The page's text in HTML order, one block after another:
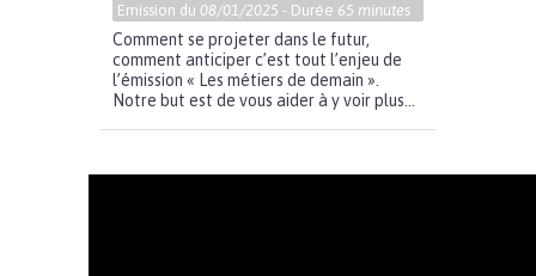
Emission du 08/01/2025 - Durée 65 minutes
Comment se projeter dans le futur,
comment anticiper c’est tout l’enjeu de
l’émission « Les métiers de demain ».
Notre but est de vous aider à y voir plus...